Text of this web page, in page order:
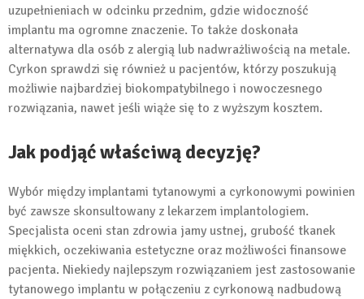
uzupełnieniach w odcinku przednim, gdzie widoczność
implantu ma ogromne znaczenie. To także doskonała
alternatywa dla osób z alergią lub nadwrażliwością na metale.
Cyrkon sprawdzi się również u pacjentów, którzy poszukują
możliwie najbardziej biokompatybilnego i nowoczesnego
rozwiązania, nawet jeśli wiąże się to z wyższym kosztem.
Jak podjąć właściwą decyzję?
Wybór między implantami tytanowymi a cyrkonowymi powinien
być zawsze skonsultowany z lekarzem implantologiem.
Specjalista oceni stan zdrowia jamy ustnej, grubość tkanek
miękkich, oczekiwania estetyczne oraz możliwości finansowe
pacjenta. Niekiedy najlepszym rozwiązaniem jest zastosowanie
tytanowego implantu w połączeniu z cyrkonową nadbudową